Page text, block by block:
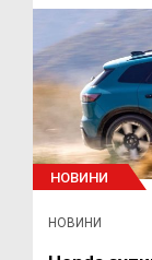
НОВИНИ
НОВИНИ